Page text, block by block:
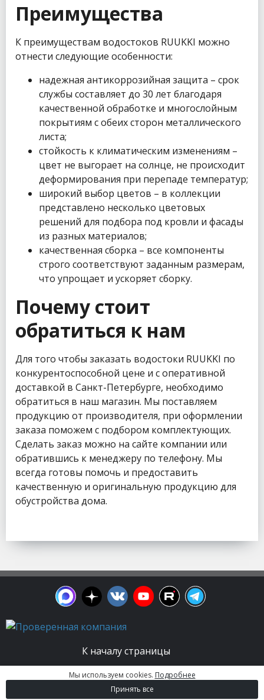
Преимущества
К преимуществам водостоков RUUKKI можно
отнести следующие особенности:
надежная антикоррозийная защита – срок
службы составляет до 30 лет благодаря
качественной обработке и многослойным
покрытиям с обеих сторон металлического
листа;
стойкость к климатическим изменениям –
цвет не выгорает на солнце, не происходит
деформирования при перепаде температур;
широкий выбор цветов – в коллекции
представлено несколько цветовых
решений для подбора под кровли и фасады
из разных материалов;
качественная сборка – все компоненты
строго соответствуют заданным размерам,
что упрощает и ускоряет сборку.
Почему стоит
обратиться к нам
Для того чтобы заказать водостоки RUUKKI по
конкурентоспособной цене и с оперативной
доставкой в Санкт-Петербурге, необходимо
обратиться в наш магазин. Мы поставляем
продукцию от производителя, при оформлении
заказа поможем с подбором комплектующих.
Сделать заказ можно на сайте компании или
обратившись к менеджеру по телефону. Мы
всегда готовы помочь и предоставить
качественную и оригинальную продукцию для
обустройства дома.
К началу страницы
© 2003 - 2026. Апельсин group | Группа
строительных компаний Все права защищены.
Мы используем cookies. Подробнее
Принять все